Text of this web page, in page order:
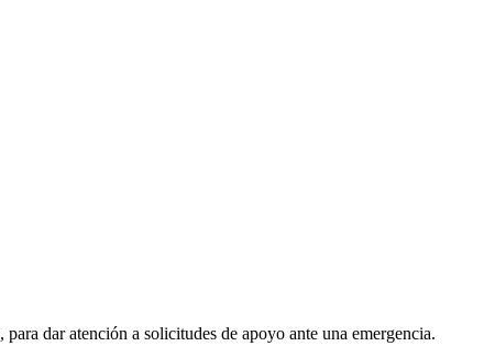
, para dar atención a solicitudes de apoyo ante una emergencia.